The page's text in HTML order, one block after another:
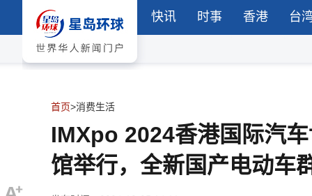
快讯 时事 香港 台
首页>消费生活
IMXpo 2024香港国际汽
馆举行，全新国产电动车